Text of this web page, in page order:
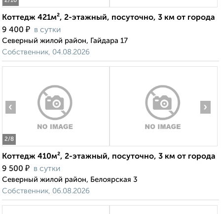
Коттедж 421м², 2-этажный, посуточно, 3 км от города
9 400 ₽ в сутки
Северный жилой район, Гайдара 17
Собственник, 04.08.2026
2/8
‹ ›
Коттедж 410м², 2-этажный, посуточно, 3 км от города
9 500 ₽ в сутки
Северный жилой район, Белоярская 3
Собственник, 06.08.2026